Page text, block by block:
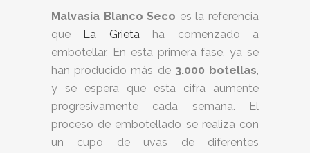
Malvasía Blanco Seco es la referencia
que La Grietaha comenzado a
embotellar. En esta primera fase, ya se
han producido más de 3.000 botellas,
y se espera que esta cifra aumente
progresivamente cada semana. El
proceso de embotellado se realiza con
un cupo de uvas de diferentes